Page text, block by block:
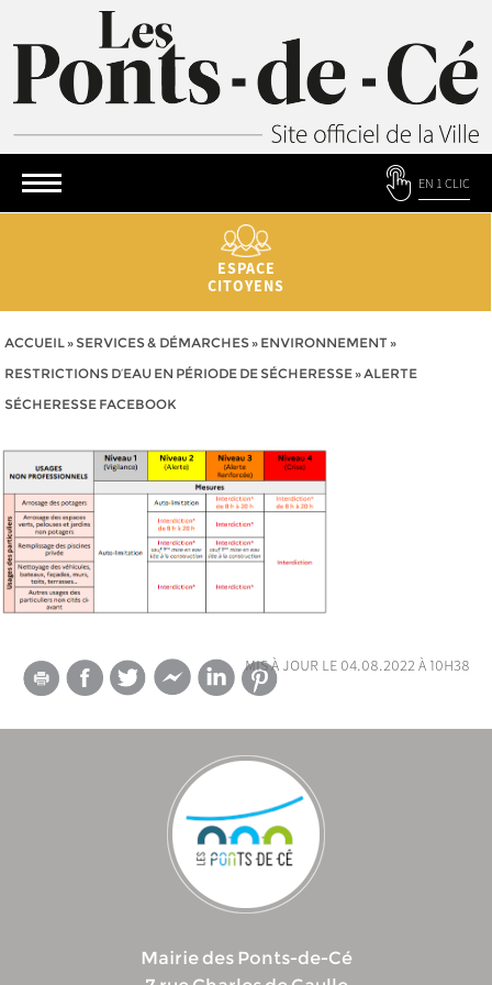
EN 1 CLIC
ESPACE
CITOYENS
ACCUEIL» SERVICES & DÉMARCHES» ENVIRONNEMENT»
RESTRICTIONS D’EAU EN PÉRIODE DE SÉCHERESSE»ALERTE
SÉCHERESSE FACEBOOK
mis à jour le 04.08.2022 à 10h38
Mairie des Ponts-de-Cé